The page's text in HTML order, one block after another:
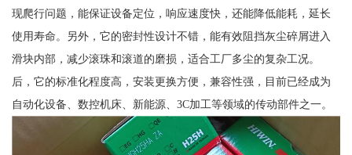
现爬行问题，能保证设备定位，响应速度快，还能降低能耗，延长
使用寿命。另外，它的密封性设计不错，能有效阻挡灰尘碎屑进入
滑块内部，减少滚珠和滚道的磨损，适合工厂多尘的复杂工况。
后，它的标准化程度高，安装更换方便，兼容性强，目前已经成为
自动化设备、数控机床、新能源、3C加工等领域的传动部件之一。